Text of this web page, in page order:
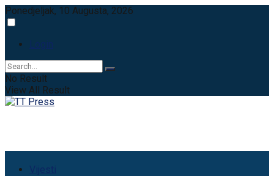
Ponedjeljak, 10 Augusta, 2026
Login
No Result
View All Result
Vijesti